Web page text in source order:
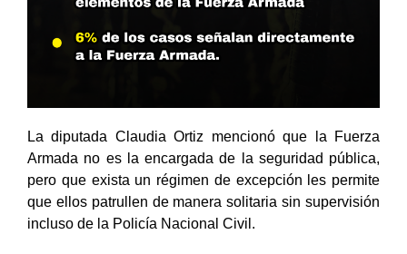
La diputada Claudia Ortiz mencionó que la Fuerza
Armada no es la encargada de la seguridad pública,
pero que exista un régimen de excepción les permite
que ellos patrullen de manera solitaria sin supervisión
incluso de la Policía Nacional Civil.